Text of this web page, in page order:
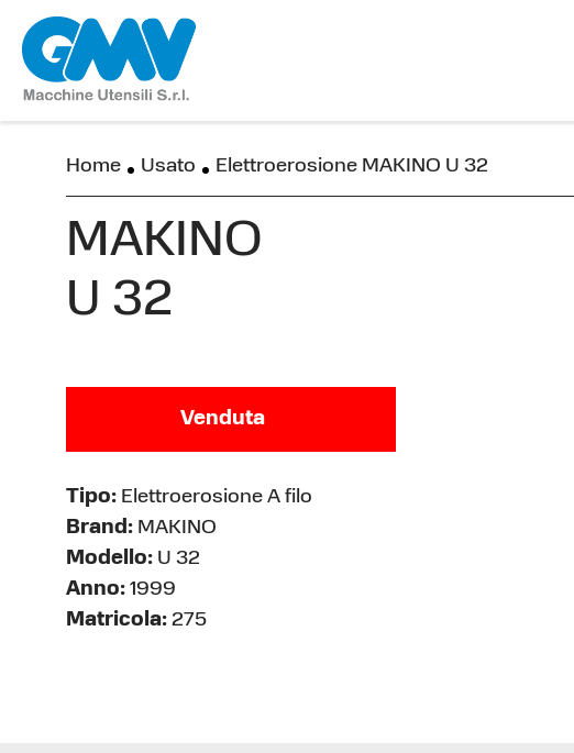
Home Usato Elettroerosione MAKINO U 32
MAKINO
U 32
Venduta
Tipo: Elettroerosione A filo
Brand: MAKINO
Modello: U 32
Anno: 1999
Matricola: 275